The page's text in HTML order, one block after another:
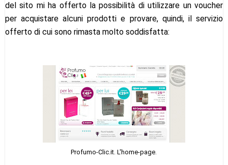
del sito mi ha offerto la possibilità di utilizzare un voucher
per acquistare alcuni prodotti e provare, quindi, il servizio
offerto di cui sono rimasta molto soddisfatta:
Profumo-Clic.it. L'home-page.